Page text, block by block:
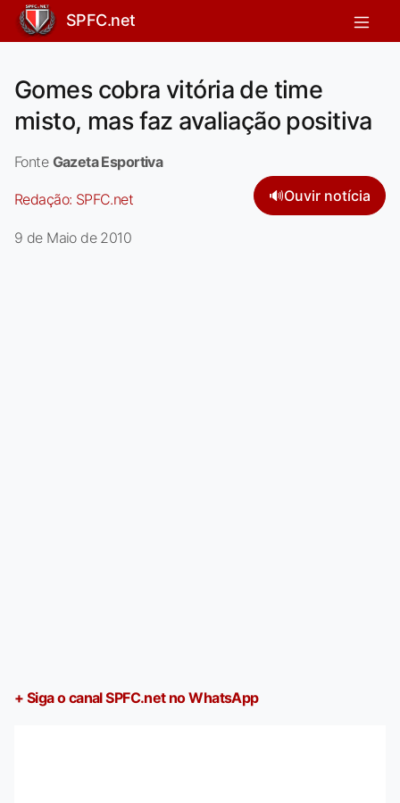
SPFC.net
Gomes cobra vitória de time
misto, mas faz avaliação positiva
Fonte Gazeta Esportiva
Redação: SPFC.net 🔊Ouvir notícia
9 de Maio de 2010
+ Siga o canal SPFC.net no WhatsApp